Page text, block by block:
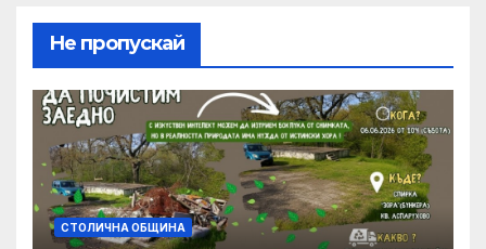
Не пропускай
СТОЛИЧНА ОБЩИНА